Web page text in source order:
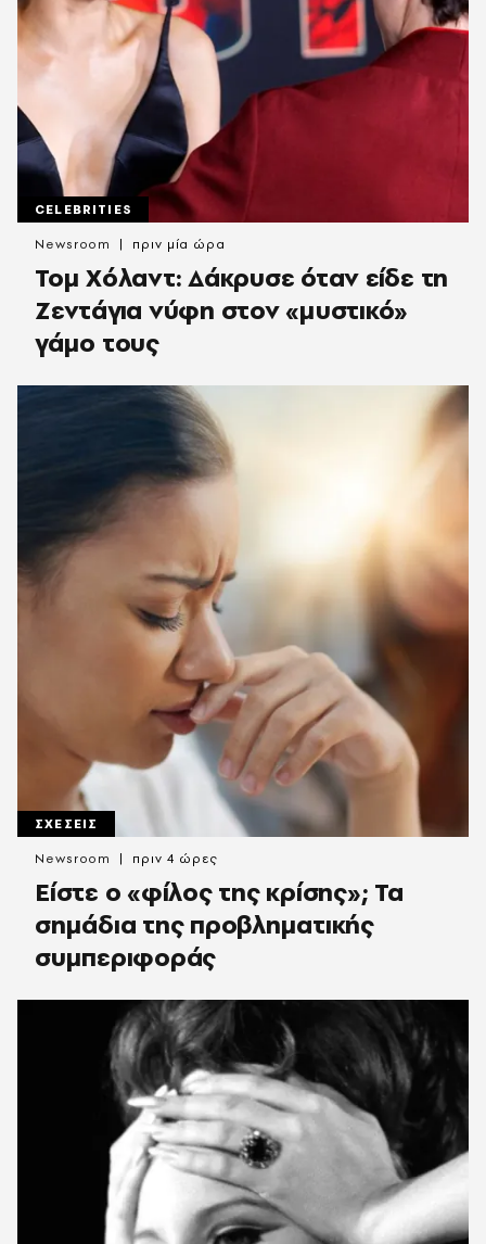
CELEBRITIES
Τομ Χόλαντ: Δάκρυσε όταν είδε τη
Ζεντάγια νύφη στον «μυστικό»
γάμο τους
Newsroom πριν μία ώρα
ΣΧΕΣΕΙΣ
Είστε ο «φίλος της κρίσης»; Τα
σημάδια της προβληματικής
συμπεριφοράς
Newsroom πριν 4 ώρες